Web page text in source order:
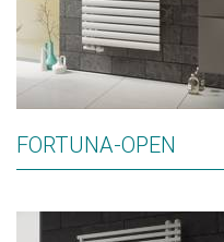
FORTUNA-OPEN